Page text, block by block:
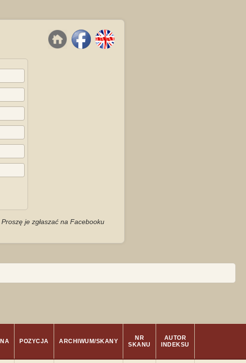
je zgłaszać na Facebooku
POZYCJA ARCHIWUM/SKANY
NR
SKANU
AUTOR
INDEKSU